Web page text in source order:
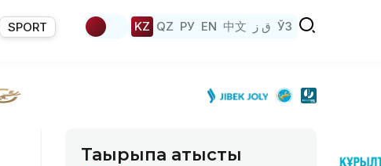
SPORT KZ QZ РУ EN 中文 ق ز ЎЗ
Тақырыпқа қатысты